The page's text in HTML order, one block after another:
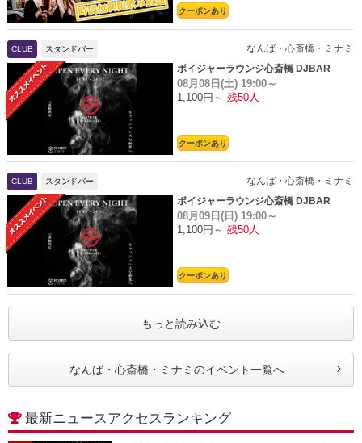
クーポンあり
CLUB スタンドバー
なんば・心斎橋・ミナミ
ボイジャーラウンジ心斎橋 DJBAR
08月08日(土) 19:00～
1,100円～ 残50人
クーポンあり
CLUB スタンドバー
なんば・心斎橋・ミナミ
ボイジャーラウンジ心斎橋 DJBAR
08月09日(日) 19:00～
1,100円～ 残50人
クーポンあり
もっと読み込む
なんば・心斎橋・ミナミのイベント一覧へ
最新ニュースアクセスランキング